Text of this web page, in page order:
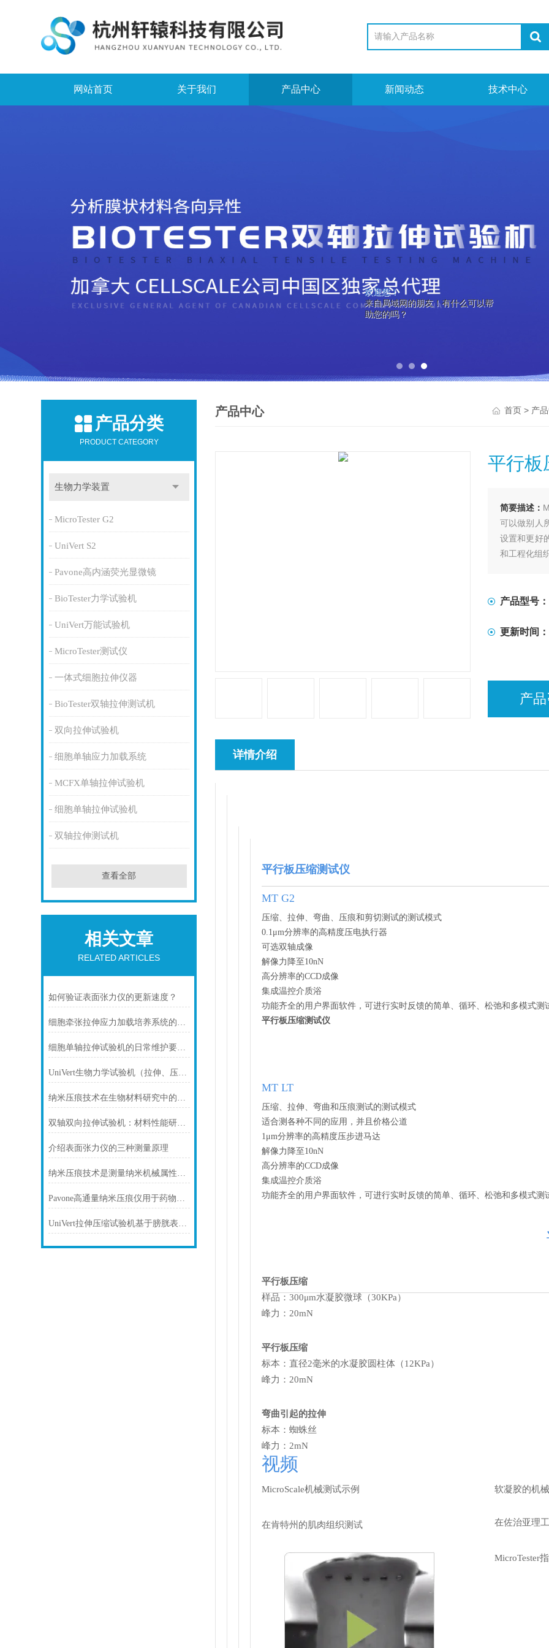
欢迎您！
来自局域网的朋友！有什么可以帮
助您的吗？
网站首页 关于我们 产品中心 新闻动态 技术中心
产品分类
PRODUCT CATEGORY
生物力学装置
MicroTester G2
UniVert S2
Pavone高内涵荧光显微镜
BioTester力学试验机
UniVert万能试验机
MicroTester测试仪
一体式细胞拉伸仪器
BioTester双轴拉伸测试机
双向拉伸试验机
细胞单轴应力加载系统
MCFX单轴拉伸试验机
细胞单轴拉伸试验机
双轴拉伸测试机
查看全部
相关文章
RELATED ARTICLES
如何验证表面张力仪的更新速度？
细胞牵张拉伸应力加载培养系统的介绍-国产细胞牵张拉伸设备
细胞单轴拉伸试验机的日常维护要注意哪些
UniVert生物力学试验机（拉伸、压缩、弯曲、剪切）
纳米压痕技术在生物材料研究中的突破与应用
双轴双向拉伸试验机：材料性能研究的多面手
介绍表面张力仪的三种测量原理
纳米压痕技术是测量纳米机械属性的一个关键技术
Pavone高通量纳米压痕仪用于药物筛选
UniVert拉伸压缩试验机基于膀胱表面表示和生物力学分析
产品中心 首页> 产
平行板
简要描述：
可以做别人
设置和更好
和工程化组
产品型号：
更新时间：
产
详情介绍
平行板压缩测试仪
MT G2
压缩、拉伸、弯曲、压痕和剪切测试的测试模式
0.1μm分辨率的高精度压电执行器
可选双轴成像
解像力降至10nN
高分辨率的CCD成像
集成温控介质浴
功能齐全的用户界面软件，可进行实时反馈的简单、循环、松弛和多模式测
平行板压缩测试仪
MT LT
压缩、拉伸、弯曲和压痕测试的测试模式
适合测各种不同的应用，并且价格公道
1μm分辨率的高精度压步进马达
解像力降至10nN
高分辨率的CCD成像
集成温控介质浴
功能齐全的用户界面软件，可进行实时反馈的简单、循环、松弛和多模式测
平行板压缩
样品：300μm水凝胶微球（30KPa）
峰力：20mN
平行板压缩
标本：直径2毫米的水凝胶圆柱体（12KPa）
峰力：20mN
弯曲引起的拉伸
标本：蜘蛛丝
峰力：2mN
视频
MicroScale机械测试示例
在肯特州的肌肉组织测试
软凝胶的机
在佐治亚理
MicroTester